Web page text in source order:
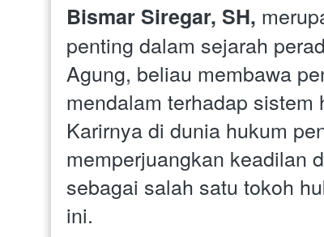
Bismar Siregar, SH,
penting dalam sejarah
Agung, beliau membawa
mendalam terhadap
Karirnya di dunia hukum
memperjuangkan keadilan
sebagai salah satu tokoh
ini.